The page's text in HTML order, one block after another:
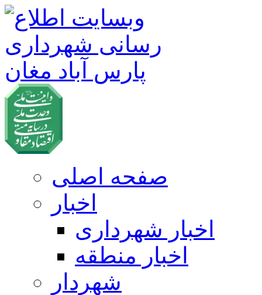
صفحه اصلی
اخبار
اخبار شهرداری
اخبار منطقه
شهردار